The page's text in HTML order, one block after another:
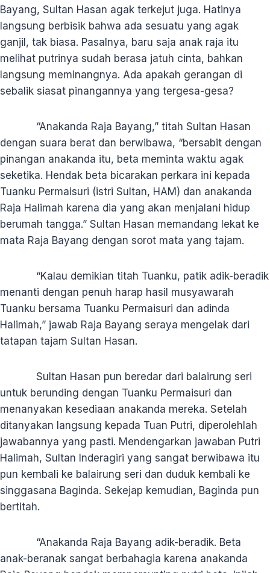
Bayang, Sultan Hasan agak terkejut juga. Hatinya
langsung berbisik bahwa ada sesuatu yang agak
ganjil, tak biasa. Pasalnya, baru saja anak raja itu
melihat putrinya sudah berasa jatuh cinta, bahkan
langsung meminangnya. Ada apakah gerangan di
sebalik siasat pinangannya yang tergesa-gesa?
“Anakanda Raja Bayang,” titah Sultan Hasan
dengan suara berat dan berwibawa, “bersabit dengan
pinangan anakanda itu, beta meminta waktu agak
seketika. Hendak beta bicarakan perkara ini kepada
Tuanku Permaisuri (istri Sultan, HAM) dan anakanda
Raja Halimah karena dia yang akan menjalani hidup
berumah tangga.” Sultan Hasan memandang lekat ke
mata Raja Bayang dengan sorot mata yang tajam.
“Kalau demikian titah Tuanku, patik adik-beradik
menanti dengan penuh harap hasil musyawarah
Tuanku bersama Tuanku Permaisuri dan adinda
Halimah,” jawab Raja Bayang seraya mengelak dari
tatapan tajam Sultan Hasan.
Sultan Hasan pun beredar dari balairung seri
untuk berunding dengan Tuanku Permaisuri dan
menanyakan kesediaan anakanda mereka. Setelah
ditanyakan langsung kepada Tuan Putri, diperolehlah
jawabannya yang pasti. Mendengarkan jawaban Putri
Halimah, Sultan Inderagiri yang sangat berwibawa itu
pun kembali ke balairung seri dan duduk kembali ke
singgasana Baginda. Sekejap kemudian, Baginda pun
bertitah.
“Anakanda Raja Bayang adik-beradik. Beta
anak-beranak sangat berbahagia karena anakanda